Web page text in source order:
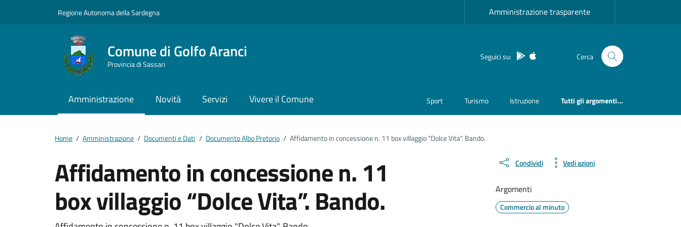
Regione Autonoma della Sardegna Amministrazione trasparente
Comune di Golfo Aranci
Provincia di Sassari
Seguici su: App Android
App IOS Cerca
Amministrazione Novità Servizi Vivere il Comune Sport Turismo Istruzione Tutti gli argomenti...
Home / Amministrazione / Documenti e Dati / Documento Albo Pretorio / Affidamento in concessione n. 11 box villaggio “Dolce Vita”. Bando.
Affidamento in concessione n. 11
box villaggio “Dolce Vita”. Bando.
Condividi Vedi azioni
Argomenti
Commercio al minuto